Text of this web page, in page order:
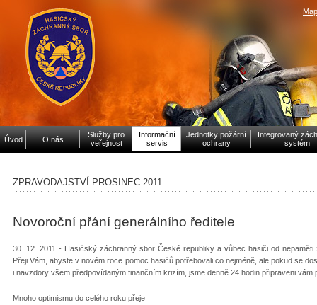
Úvod O nás
Služby pro
veřejnost
Informační
servis
Jednotky požární
ochrany
Integrovaný
systém
ZPRAVODAJSTVÍ PROSINEC 2011
Novoroční přání generálního ředitele
30. 12. 2011 - Hasičský záchranný sbor České republiky a vůbec hasiči od
Přeji Vám, abyste v novém roce pomoc hasičů potřebovali co nejméně, ale pokud se
i navzdory všem předpovídaným finančním krizím, jsme denně 24 hodin připraveni
Mnoho optimismu do celého roku přeje